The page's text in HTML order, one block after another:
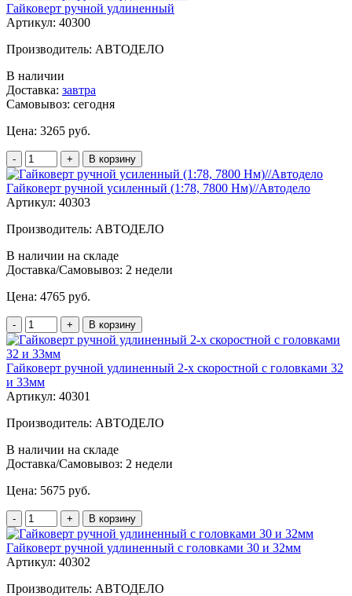
Гайковерт ручной удлиненный
Артикул: 40300
Производитель: АВТОДЕЛО
В наличии
Доставка: завтра
Самовывоз: сегодня
Цена: 3265 руб.
- + В корзину
Гайковерт ручной усиленный (1:78, 7800 Нм)//Автодело
Артикул: 40303
Производитель: АВТОДЕЛО
В наличии на складе
Доставка/Самовывоз: 2 недели
Цена: 4765 руб.
- + В корзину
Гайковерт ручной удлиненный 2-х скоростной с головками 32
и 33мм
Артикул: 40301
Производитель: АВТОДЕЛО
В наличии на складе
Доставка/Самовывоз: 2 недели
Цена: 5675 руб.
- + В корзину
Гайковерт ручной удлиненный с головками 30 и 32мм
Артикул: 40302
Производитель: АВТОДЕЛО